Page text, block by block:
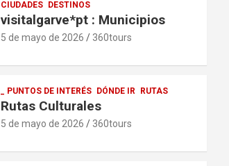
CIUDADES DESTINOS
visitalgarve*pt : Municipios
5 de mayo de 2026 360tours
_ PUNTOS DE INTERÉS DÓNDE IR RUTAS
Rutas Culturales
5 de mayo de 2026 360tours